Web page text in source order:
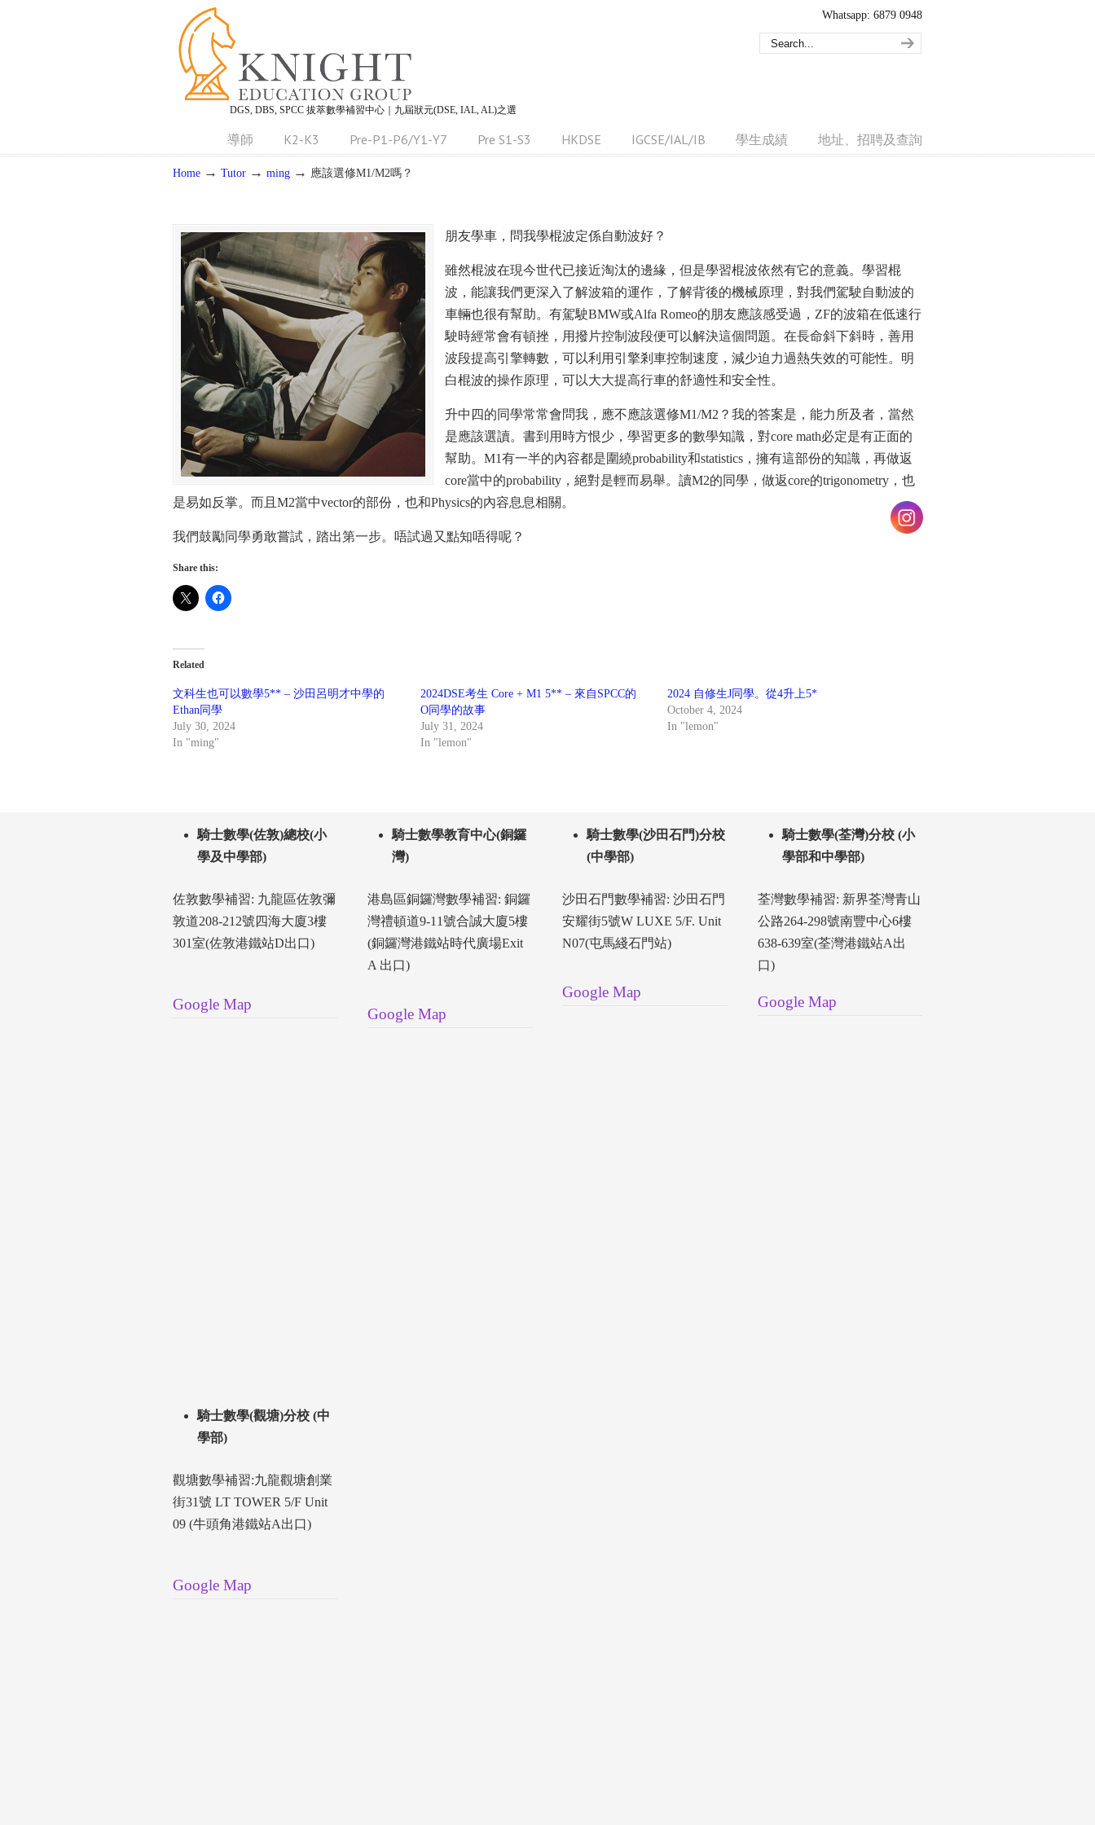
DGS, DBS, SPCC 拔萃數學補習中心｜九屆狀元(DSE, IAL, AL)之選
Whatsapp: 6879 0948
導師 K2-K3 Pre-P1-P6/Y1-Y7 Pre S1-S3 HKDSE IGCSE/IAL/IB 學生成績 地址、招聘及查詢
Home → Tutor → ming → 應該選修M1/M2嗎？
朋友學車，問我學棍波定係自動波好？
雖然棍波在現今世代已接近淘汰的邊緣，但是學習棍波依然有它的意義。學習棍
波，能讓我們更深入了解波箱的運作，了解背後的機械原理，對我們駕駛自動波的
車輛也很有幫助。有駕駛BMW或Alfa Romeo的朋友應該感受過，ZF的波箱在低速行
駛時經常會有頓挫，用撥片控制波段便可以解決這個問題。在長命斜下斜時，善用
波段提高引擎轉數，可以利用引擎剎車控制速度，減少迫力過熱失效的可能性。明
白棍波的操作原理，可以大大提高行車的舒適性和安全性。
升中四的同學常常會問我，應不應該選修M1/M2？我的答案是，能力所及者，當然
是應該選讀。書到用時方恨少，學習更多的數學知識，對core math必定是有正面的
幫助。M1有一半的內容都是圍繞probability和statistics，擁有這部份的知識，再做返
core當中的probability，絕對是輕而易舉。讀M2的同學，做返core的trigonometry，也
是易如反掌。而且M2當中vector的部份，也和Physics的內容息息相關。
我們鼓勵同學勇敢嘗試，踏出第一步。唔試過又點知唔得呢？
Share this:
Related
文科生也可以數學5** – 沙田呂明才中學的
Ethan同學
July 30, 2024
In "ming"
2024DSE考生 Core + M1 5** – 來自SPCC的
O同學的故事
July 31, 2024
In "lemon"
2024 自修生J同學。從4升上5*
October 4, 2024
In "lemon"
騎士數學(佐敦)總校(小
學及中學部)
佐敦數學補習: 九龍區佐敦彌
敦道208-212號四海大廈3樓
301室(佐敦港鐵站D出口)
Google Map
騎士數學(觀塘)分校 (中
學部)
觀塘數學補習:九龍觀塘創業
街31號 LT TOWER 5/F Unit
09 (牛頭角港鐵站A出口)
Google Map
騎士數學教育中心(銅鑼
灣)
港島區銅鑼灣數學補習: 銅鑼
灣禮頓道9-11號合誠大廈5樓
(銅鑼灣港鐵站時代廣場Exit
A 出口)
Google Map
騎士數學(沙田石門)分校
(中學部)
沙田石門數學補習: 沙田石門
安耀街5號W LUXE 5/F. Unit
N07(屯馬綫石門站)
Google Map
騎士數學(荃灣)分校 (小
學部和中學部)
荃灣數學補習: 新界荃灣青山
公路264-298號南豐中心6樓
638-639室(荃灣港鐵站A出
口)
Google Map